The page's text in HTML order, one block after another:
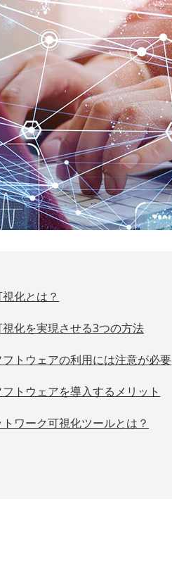
化とは？
化を実現させる3つの方法
トウェアの利用には注意が必要
トウェアを導入するメリット
ワーク可視化ツールとは？